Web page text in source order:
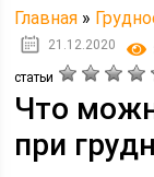
Главная »
21.12.2020
статьи
Что
при